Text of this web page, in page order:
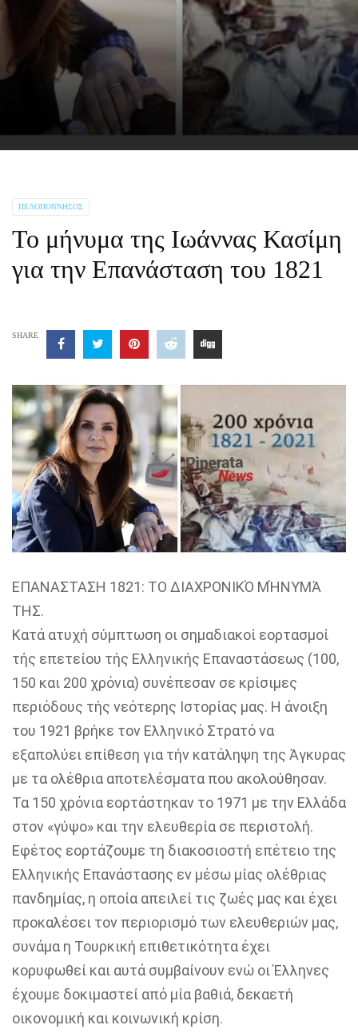
ΠΕΛΟΠΌΝΝΗΣΟΣ
Το μήνυμα της Ιωάννας Κασίμη
για την Επανάσταση του 1821
SHARE
ΕΠΑΝΑΣΤΑΣΗ 1821: ΤΟ ΔΙΑΧΡΟΝΙΚΌ ΜΉΝΥΜΆ
ΤΗΣ.
Κατά ατυχή σύμπτωση οι σημαδιακοί εορτασμοί
τής επετείου τής Ελληνικής Επαναστάσεως (100,
150 και 200 χρόνια) συνέπεσαν σε κρίσιμες
περιόδους τής νεότερης Ιστορίας μας. Η άνοιξη
του 1921 βρήκε τον Ελληνικό Στρατό να
εξαπολύει επίθεση για τήν κατάληψη της Άγκυρας
με τα ολέθρια αποτελέσματα που ακολούθησαν.
Τα 150 χρόνια εορτάστηκαν το 1971 με την Ελλάδα
στον «γύψο» και την ελευθερία σε περιστολή.
Εφέτος εορτάζουμε τη διακοσιοστή επέτειο της
Ελληνικής Επανάστασης εν μέσω μίας ολέθριας
πανδημίας, η οποία απειλεί τις ζωές μας και έχει
προκαλέσει τον περιορισμό των ελευθεριών μας,
συνάμα η Τουρκική επιθετικότητα έχει
κορυφωθεί και αυτά συμβαίνουν ενώ οι Έλληνες
έχουμε δοκιμαστεί από μία βαθιά, δεκαετή
οικονομική και κοινωνική κρίση.